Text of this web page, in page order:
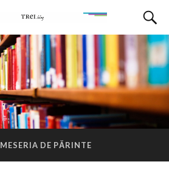
MESERIA DE PĂRINTE